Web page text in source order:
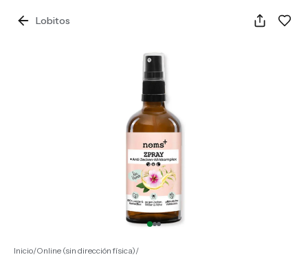
Lobitos
Inicio/Online (sin dirección física)/